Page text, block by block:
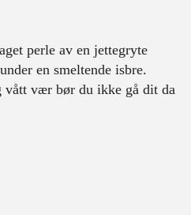
perle av en jettegryte
en smeltende isbre.
vått vær bør du ikke gå dit da